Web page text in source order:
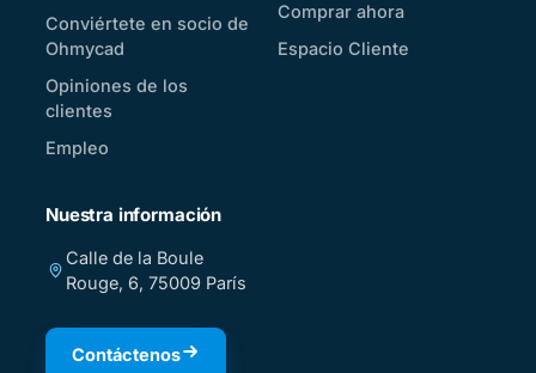
Conviértete en socio de
Ohmycad
Opiniones de los
clientes
Empleo
Comprar ahora
Espacio Cliente
Nuestra información
Calle de la Boule
Rouge, 6, 75009 París
Contáctenos